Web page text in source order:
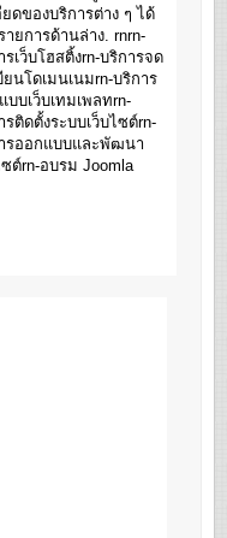
ยดของบริการต่าง ๆ ได้
ายการด้านล่าง. rnrn-
รเว็บโฮสติ้งrn-บริการจด
ยนโดเมนเนมrn-บริการ
บบเว็บเทมเพลทrn-
รติดตั้งระบบเว็บไซต์rn-
รออกแบบและพัฒนา
ซต์rn-อบรม Joomla